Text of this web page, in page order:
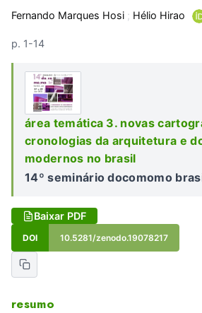
Fernando Marques Hosi ; Hélio Hirao
p. 1-14
área temática 3. novas
cronologias da arquitetura e
modernos no brasil
14º seminário docomomo
Baixar PDF
DOI 10.5281/zenodo.19078217
resumo